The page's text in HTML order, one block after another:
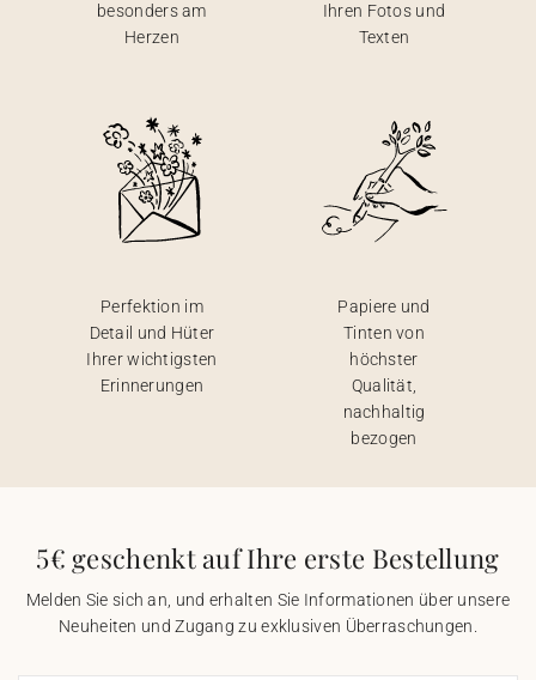
besonders am
Herzen
Ihren Fotos und
Texten
Perfektion im
Detail und Hüter
Ihrer wichtigsten
Erinnerungen
Papiere und
Tinten von
höchster
Qualität,
nachhaltig
bezogen
5€ geschenkt auf Ihre erste Bestellung
Melden Sie sich an, und erhalten Sie Informationen über unsere
Neuheiten und Zugang zu exklusiven Überraschungen.